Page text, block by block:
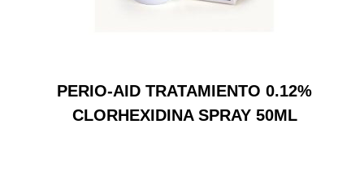
PERIO-AID TRATAMIENTO 0.12%
CLORHEXIDINA SPRAY 50ML